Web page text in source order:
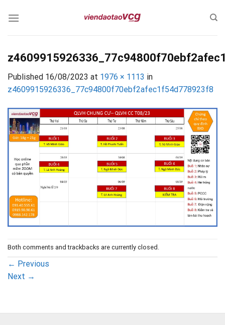
Published 16/08/2023 at 1976 × 1113 in
z4609915926336_77c94800f70ebf2afec1f54d778923f8
Both comments and trackbacks are currently closed.
← Previous
Next →